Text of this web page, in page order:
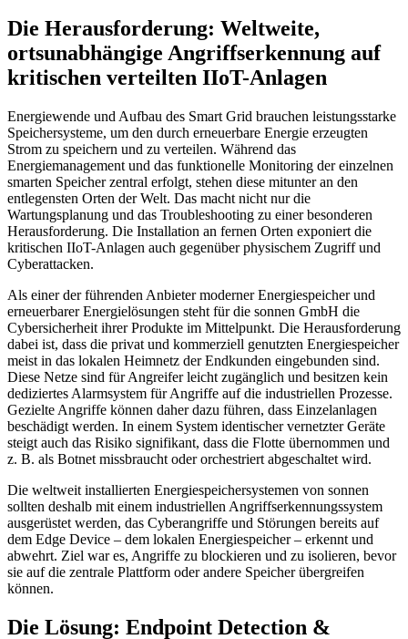
Die Herausforderung: Weltweite,
ortsunabhängige Angriffserkennung auf
kritischen verteilten IIoT-Anlagen
Energiewende und Aufbau des Smart Grid brauchen leistungsstarke
Speichersysteme, um den durch erneuerbare Energie erzeugten
Strom zu speichern und zu verteilen. Während das
Energiemanagement und das funktionelle Monitoring der einzelnen
smarten Speicher zentral erfolgt, stehen diese mitunter an den
entlegensten Orten der Welt. Das macht nicht nur die
Wartungsplanung und das Troubleshooting zu einer besonderen
Herausforderung. Die Installation an fernen Orten exponiert die
kritischen IIoT-Anlagen auch gegenüber physischem Zugriff und
Cyberattacken.
Als einer der führenden Anbieter moderner Energiespeicher und
erneuerbarer Energielösungen steht für die sonnen GmbH die
Cybersicherheit ihrer Produkte im Mittelpunkt. Die Herausforderung
dabei ist, dass die privat und kommerziell genutzten Energiespeicher
meist in das lokalen Heimnetz der Endkunden eingebunden sind.
Diese Netze sind für Angreifer leicht zugänglich und besitzen kein
dediziertes Alarmsystem für Angriffe auf die industriellen Prozesse.
Gezielte Angriffe können daher dazu führen, dass Einzelanlagen
beschädigt werden. In einem System identischer vernetzter Geräte
steigt auch das Risiko signifikant, dass die Flotte übernommen und
z. B. als Botnet missbraucht oder orchestriert abgeschaltet wird.
Die weltweit installierten Energiespeichersystemen von sonnen
sollten deshalb mit einem industriellen Angriffserkennungssystem
ausgerüstet werden, das Cyberangriffe und Störungen bereits auf
dem Edge Device – dem lokalen Energiespeicher – erkennt und
abwehrt. Ziel war es, Angriffe zu blockieren und zu isolieren, bevor
sie auf die zentrale Plattform oder andere Speicher übergreifen
können.
Die Lösung: Endpoint Detection &